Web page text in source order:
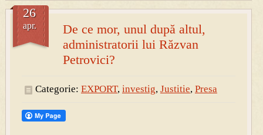
De ce mor, unul după altul,
administratorii lui Răzvan
Petrovici?
26
apr.
Categorie: EXPORT, investig, Justitie, Presa